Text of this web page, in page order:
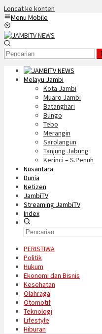
Loncat ke konten
Menu Mobile
Melayu Jambi
Kota Jambi
Muaro Jambi
Batanghari
Bungo
Tebo
Merangin
Sarolangun
Tanjung Jabung
Kerinci – S.Penuh
Nusantara
Dunia
Netizen
JambiTV
Streaming JambiTV
Index
PERISTIWA
Politik
Hukum
Ekonomi dan Bisnis
Kesehatan
Olahraga
Otomotif
Teknologi
Lifestyle
Hiburan